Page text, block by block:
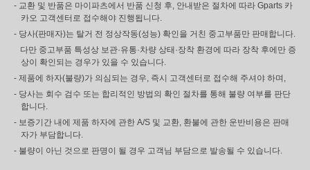
- 교환 및 반품은 마이파츠에서 반품 신청 후, 안내받은 절차에 따라 Gparts 카
카오 고객센터로 접수해야 진행됩니다.
- 당사(판매자)는 탈거 전 정상작동(성능) 확인을 거친 중고부품만 판매합니다.
다만 중고부품 특성상 보관·유통·차량 상태·장착 환경에 따라 장착 후에만 증
상이 확인되는 경우가 있을 수 있습니다.
- 제품에 하자(불량)가 의심되는 경우, 즉시 고객센터로 접수해 주셔야 하며,
- 당사는 회수 검수 또는 합리적인 방법의 확인 절차를 통해 불량 여부를 판단
합니다.
- 보증기간 내에 제품 하자에 관한 A/S 및 교환, 환불에 관한 운반비용은 판매
자가 부담합니다.
- 불량이 아닌 것으로 판명이 될 경우 고객님 부담으로 발송될 수 있습니다.